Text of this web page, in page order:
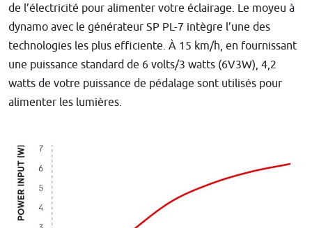
de l’électricité pour alimenter votre éclairage. Le moyeu à
dynamo avec le générateur SP PL-7 intègre l’une des
technologies les plus efficiente. À 15 km/h, en fournissant
une puissance standard de 6 volts/3 watts (6V3W), 4,2
watts de votre puissance de pédalage sont utilisés pour
alimenter les lumières.